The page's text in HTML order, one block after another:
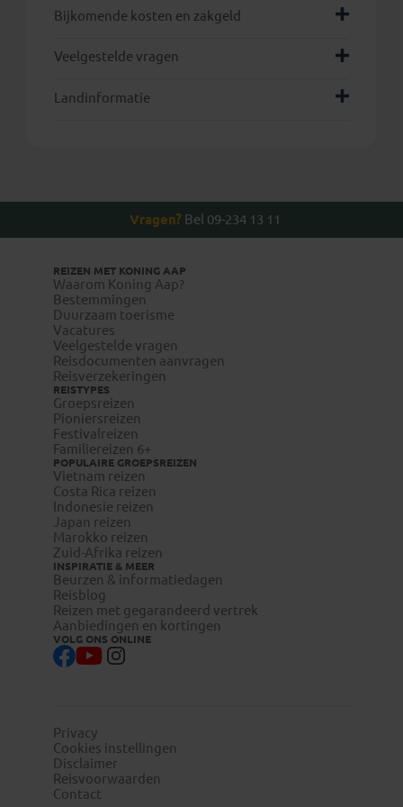
Bijkomende kosten en zakgeld
Veelgestelde vragen
Landinformatie
Vragen? Bel 09-234 13 11
REIZEN MET KONING AAP
Waarom Koning Aap?
Bestemmingen
Duurzaam toerisme
Vacatures
Veelgestelde vragen
Reisdocumenten aanvragen
Reisverzekeringen
REISTYPES
Groepsreizen
Pioniersreizen
Festivalreizen
Familiereizen 6+
POPULAIRE GROEPSREIZEN
Vietnam reizen
Costa Rica reizen
Indonesie reizen
Japan reizen
Marokko reizen
Zuid-Afrika reizen
INSPIRATIE & MEER
Beurzen & informatiedagen
Reisblog
Reizen met gegarandeerd vertrek
Aanbiedingen en kortingen
VOLG ONS ONLINE
Privacy
Cookies instellingen
Disclaimer
Reisvoorwaarden
Contact